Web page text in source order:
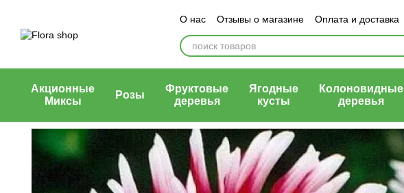
О нас Отзывы о магазине Оплата и доставка
Блог магазина
Публичный договор (оферта)
Акционные
Миксы
Розы
Фруктовые
деревья
Ягодные
кусты
Колоновидные
деревья